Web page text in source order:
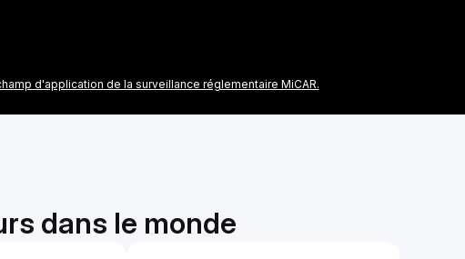
d'application de la surveillance réglementaire MiCAR.
dans le monde